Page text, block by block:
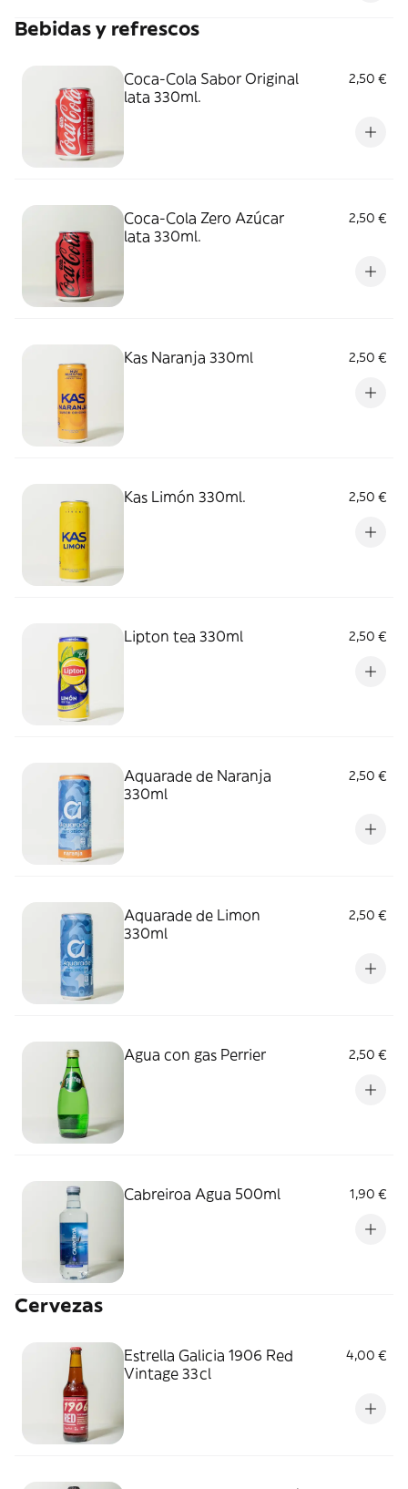
Bebidas y refrescos
Coca-Cola Sabor Original
lata 330ml.
2,50 €
Coca-Cola Zero Azúcar
lata 330ml.
2,50 €
Kas Naranja 330ml 2,50 €
Kas Limón 330ml. 2,50 €
Lipton tea 330ml 2,50 €
Aquarade de Naranja
330ml
2,50 €
Aquarade de Limon
330ml
2,50 €
Agua con gas Perrier 2,50 €
Cabreiroa Agua 500ml 1,90 €
Cervezas
Estrella Galicia 1906 Red
Vintage 33cl
4,00 €